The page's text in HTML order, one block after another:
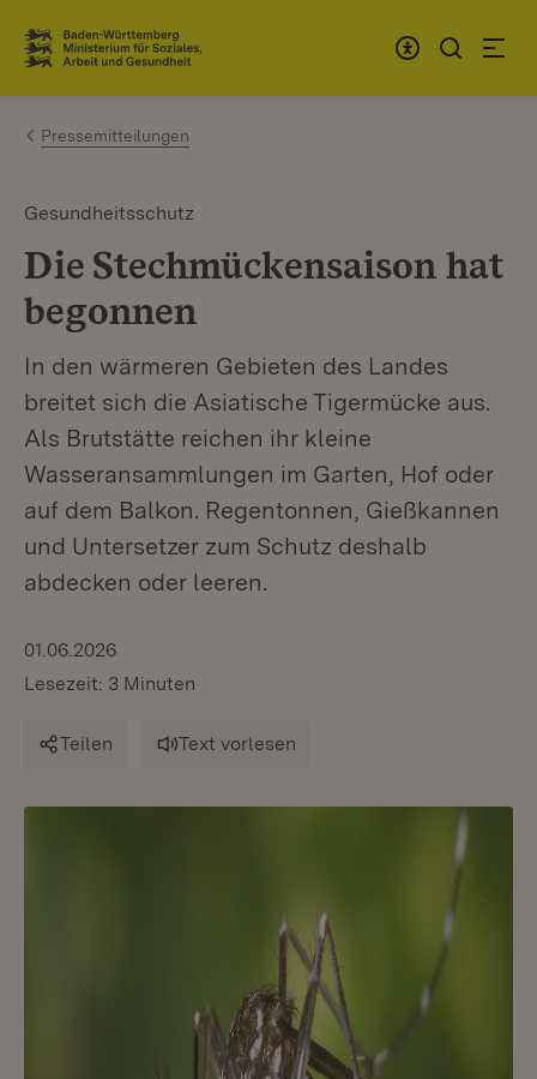
Zum Inhalt springen
Link zur Startseite
Pressemitteilungen
Gesundheitsschutz
Die Stechmückensaison hat
begonnen
In den wärmeren Gebieten des Landes
breitet sich die Asiatische Tigermücke aus.
Als Brutstätte reichen ihr kleine
Wasseransammlungen im Garten, Hof oder
auf dem Balkon. Regentonnen, Gießkannen
und Untersetzer zum Schutz deshalb
abdecken oder leeren.
01.06.2026
Lesezeit: 3 Minuten
Teilen Text vorlesen